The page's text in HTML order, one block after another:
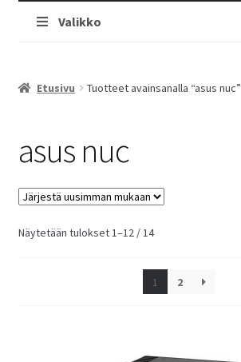
Valikko
Etusivu Tuotteet avainsanalla “asus nuc”
asus nuc
Näytetään tulokset 1–12 / 14Sorted
latest
1
2